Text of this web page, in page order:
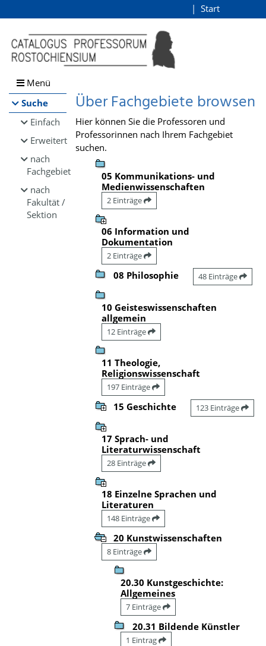
Browsen
direkt zum Inhalt
Start
Menü
Suche
Einfach
Erweitert
nach
Fachgebiet
nach
Fakultät /
Sektion
Über Fachgebiete browsen
Hier können Sie die Professoren und
Professorinnen nach Ihrem Fachgebiet
suchen.
05 Kommunikations- und
Medienwissenschaften
2 Einträge
06 Information und
Dokumentation
2 Einträge
08 Philosophie 48 Einträge
10 Geisteswissenschaften
allgemein
12 Einträge
11 Theologie,
Religionswissenschaft
197 Einträge
15 Geschichte 123 Einträge
17 Sprach- und
Literaturwissenschaft
28 Einträge
18 Einzelne Sprachen und
Literaturen
148 Einträge
20 Kunstwissenschaften
8 Einträge
20.30 Kunstgeschichte:
Allgemeines
7 Einträge
20.31 Bildende Künstler
1 Eintrag